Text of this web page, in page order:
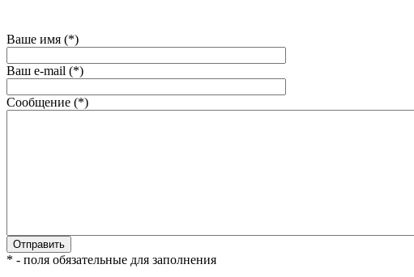
Ваше имя (*)
Ваш e-mail (*)
Сообщение (*)
* - поля обязательные для заполнения